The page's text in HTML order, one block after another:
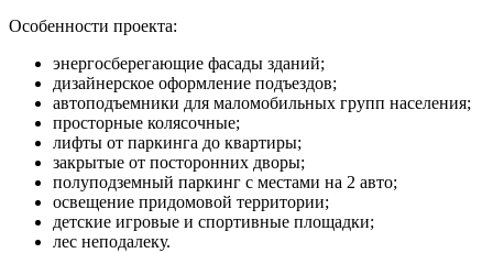
Особенности проекта:
энергосберегающие фасады зданий;
дизайнерское оформление подъездов;
автоподъемники для маломобильных групп населения;
просторные колясочные;
лифты от паркинга до квартиры;
закрытые от посторонних дворы;
полуподземный паркинг с местами на 2 авто;
освещение придомовой территории;
детские игровые и спортивные площадки;
лес неподалеку.